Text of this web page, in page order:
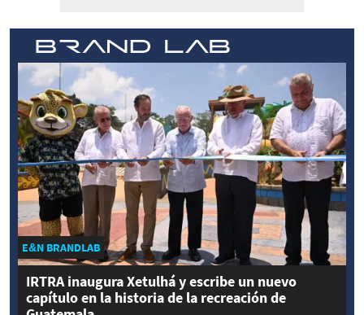
E&N BRANDLAB
IRTRA inaugura Xetulhá y escribe un nuevo
capítulo en la historia de la recreación de